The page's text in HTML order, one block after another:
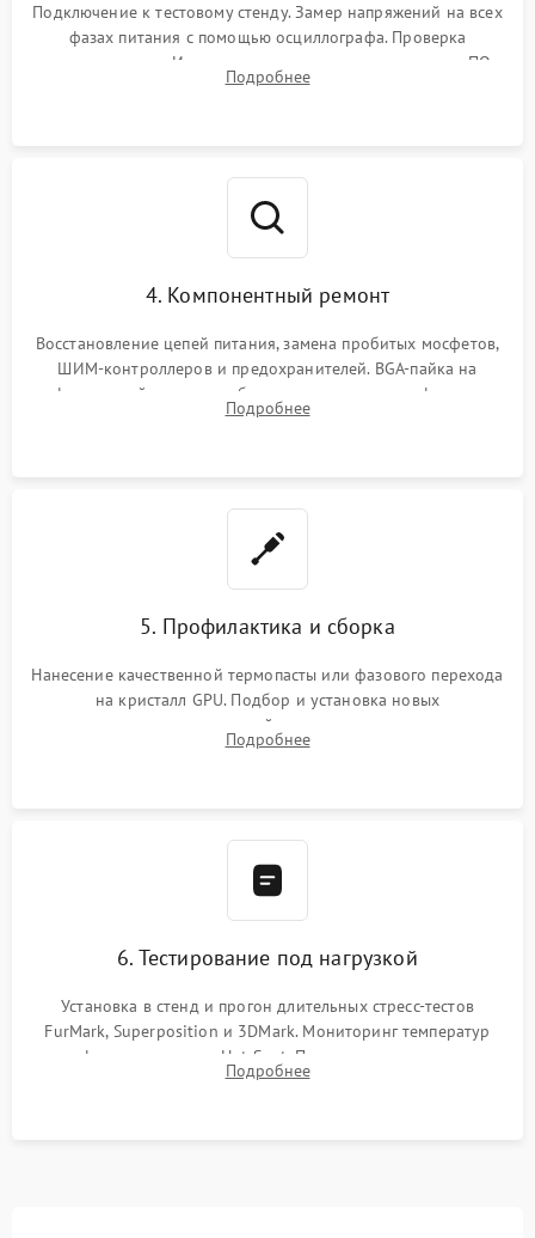
Подключение к тестовому стенду. Замер напряжений на всех
фазах питания с помощью осциллографа. Проверка
инициализации. Использование специализированного ПО
MATS
Подробнее
4. Компонентный ремонт
Восстановление цепей питания, замена пробитых мосфетов,
ШИМ-контроллеров и предохранителей. BGA-пайка на
инфракрасной станции реболлинг или замена графического
чипа и дефектной памяти GDDR. Прошивка BIOS
Подробнее
5. Профилактика и сборка
Нанесение качественной термопасты или фазового перехода
на кристалл GPU. Подбор и установка новых
термопрокладок правильной толщины на память и цепи
питания. Монтаж радиатора и бэкплейта, подключение и
Подробнее
6. Тестирование под нагрузкой
Установка в стенд и прогон длительных стресс-тестов
FurMark, Superposition и 3DMark. Мониторинг температур
графического чипа и Hot Spot. Проверка на отсутствие
артефактов изображения, вылетов драйвера и зависаний.
Подробнее